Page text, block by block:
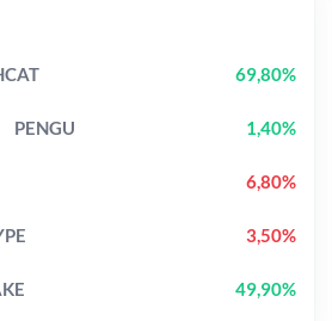
69,80%
PENGU 1,40%
6,80%
3,50%
49,90%